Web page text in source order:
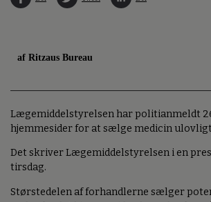
af Ritzaus Bureau
Lægemiddelstyrelsen har politianmeldt
hjemmesider for at sælge medicin
Det skriver Lægemiddelstyrelsen i en
tirsdag.
Størstedelen af forhandlerne sælger